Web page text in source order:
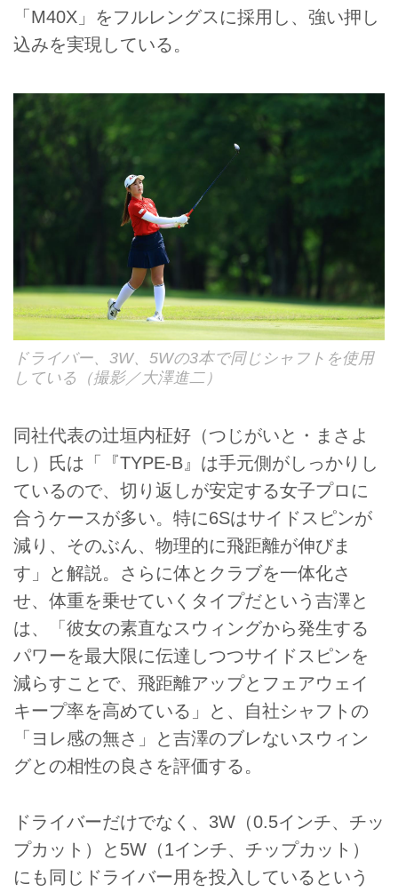
「M40X」をフルレングスに採用し、強い押し
込みを実現している。
ドライバー、3W、5Wの3本で同じシャフトを使用
している（撮影／大澤進二）
同社代表の辻垣内柾好（つじがいと・まさよ
し）氏は「『TYPE-B』は手元側がしっかりし
ているので、切り返しが安定する女子プロに
合うケースが多い。特に6Sはサイドスピンが
減り、そのぶん、物理的に飛距離が伸びま
す」と解説。さらに体とクラブを一体化さ
せ、体重を乗せていくタイプだという吉澤と
は、「彼女の素直なスウィングから発生する
パワーを最大限に伝達しつつサイドスピンを
減らすことで、飛距離アップとフェアウェイ
キープ率を高めている」と、自社シャフトの
「ヨレ感の無さ」と吉澤のブレないスウィン
グとの相性の良さを評価する。
ドライバーだけでなく、3W（0.5インチ、チッ
プカット）と5W（1インチ、チップカット）
にも同じドライバー用を投入しているという